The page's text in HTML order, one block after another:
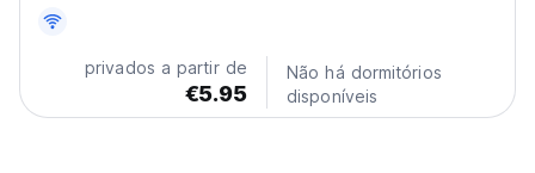
água grátis e chuveiros.
privados a partir de
€5.95
Não há dormitórios
disponíveis